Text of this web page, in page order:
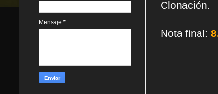
Clonación.
Nota final:
Mensaje *